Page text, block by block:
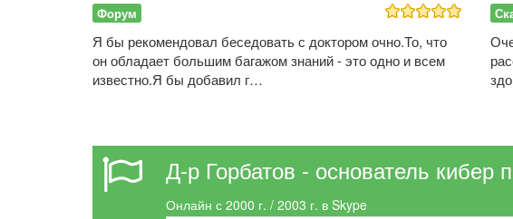
Форум
Я бы рекомендовал беседовать с доктором очно.То, что
он обладает большим багажом знаний - это одно и всем
известно.Я бы добавил г…
Д-р Горбатов - основатель кибер
Онлайн с 2000 г. / 2003 г. в Skype